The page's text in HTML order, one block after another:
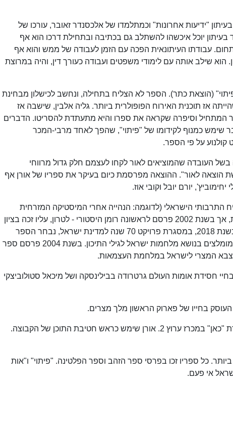
את הקריירה העיתונאית שלו החל כנער שליח בגיל 15 בעיתון "ידיעות אחרונות" וכמתלמדו של אלכסנדר זאובר, עורכו של
בעיתון יוכל איכשהו להשתלב גם בכתיבה ובתחילת דרכו הוא אף
עבודתו העיתונאית הפכה עם הזמן לעבודה של ממש והוא אף
הוא שילב אותה עם לימודי משפטים ועבודה כעורך דין, והיה במרוצת
ספרו הראשון "פיתוי" (הוצאת כתר). הספר לא הצליח בתחילה, ונחשב לכישלון מבחינת
אז תוכנית האירוח הפופולרית ביותר. גליה אלבין, שישבה אז
המתחיל וסיפרה שקראה את ספרו והיא מתעתדת להסריטו. הדברים
שימש כמנוף לקידומו של "פיתוי", שהפך לאחד מרבי-המכר
העובדה שהמוציאים לאור לקחו לעצמם חלק גדול מרווחי
הוצאה לאור". ההוצאה מפרסמת כיום בעיקר את ספריו של אורן אף
יורם יובל וקובי אוז.
התרבותי הישראלי (לדוגמה: הנהייה אחרי המיסטיקה המזרחית
באשראם). מרבית ספריו הם בז'אנר הספרות הבלשית, אך בשנת 2002 פרסם לראשונה רומן היסטורי - לטרון, עליו זכה בציון
מיוחד מטעם ועדת פרס יצחק שדה לספרות צבאית. בשנת 2018, במסגרת פרויקט 70 שנה למדינת ישראל, נבחר הספר
לטרון על ידי משרד החינוך כאחד משלושת הספרים המומלצים בנושא מלחמות ישראל לגילי התיכון. בשנת 2004 פרסם ספר
המצרי לישראל במלחמת העצמאות.
בחיי חסידת אומות העולם גרטרודה בבילינסקה ושל מיכאל סטולוביצקי
ב-2005 היה מעורב בהתמודדותה של קבוצת התקשורת "כאן" במכרז ערוץ 2. אורן שימש כראש חטיבת התוכן של הקבוצה.
כל ספריו זכו בפרסי ספר הזהב וספר הפלטינה. "פיתוי" ו"אות
אי פעם.